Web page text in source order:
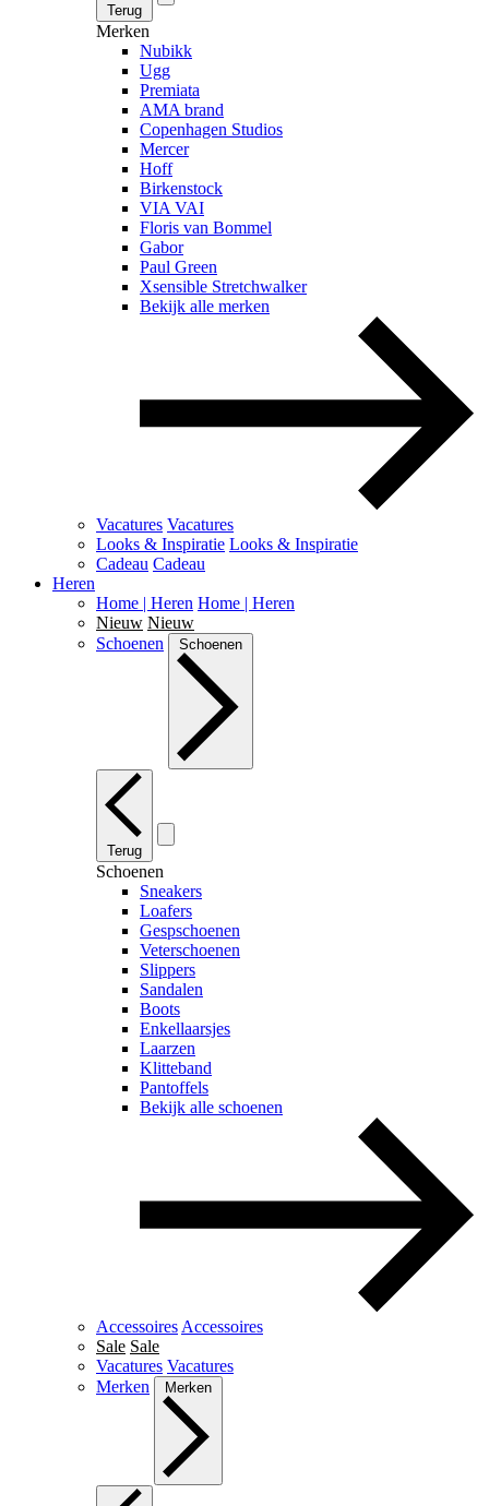
Terug
Merken
Nubikk
Ugg
Premiata
AMA brand
Copenhagen Studios
Mercer
Hoff
Birkenstock
VIA VAI
Floris van Bommel
Gabor
Paul Green
Xsensible Stretchwalker
Bekijk alle merken
Vacatures Vacatures
Looks & Inspiratie Looks & Inspiratie
Cadeau Cadeau
Heren
Home | Heren Home | Heren
Nieuw Nieuw
Schoenen
Schoenen
Terug
Schoenen
Sneakers
Loafers
Gespschoenen
Veterschoenen
Slippers
Sandalen
Boots
Enkellaarsjes
Laarzen
Klitteband
Pantoffels
Bekijk alle schoenen
Accessoires Accessoires
Sale Sale
Vacatures Vacatures
Merken
Merken